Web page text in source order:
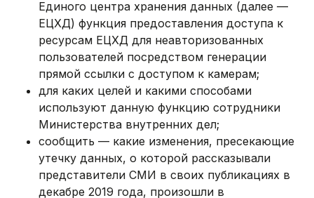
Единого центра хранения данных (далее —
ЕЦХД) функция предоставления доступа к
ресурсам ЕЦХД для неавторизованных
пользователей посредством генерации
прямой ссылки с доступом к камерам;
для каких целей и какими способами
используют данную функцию сотрудники
Министерства внутренних дел;
сообщить — какие изменения, пресекающие
утечку данных, о которой рассказывали
представители СМИ в своих публикациях в
декабре 2019 года, произошли в